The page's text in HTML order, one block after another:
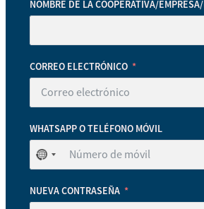
NOMBRE DE LA COOPERATIVA/
CORREO ELECTRÓNICO
WHATSAPP O TELÉFONO MÓVIL
No
se
ha
seleccionado
NUEVA CONTRASEÑA